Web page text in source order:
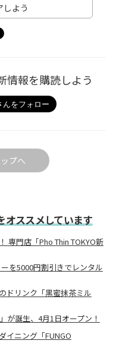
しよう
情報を購読しよう
プへ
オススメしています
専門店「Pho Thin TOKYO新
を5000円割引きでレンタル
ドリンク「黒蜜抹茶ミル
が誕生、4月1日オープン！
イニング「FUNGO